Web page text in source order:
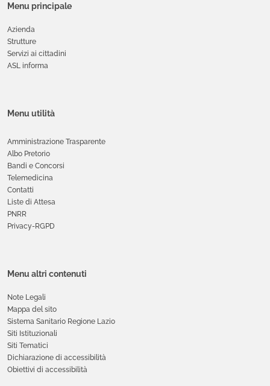
Menu principale
Azienda
Strutture
Servizi ai cittadini
ASL informa
Menu utilità
Amministrazione Trasparente
Albo Pretorio
Bandi e Concorsi
Telemedicina
Contatti
Liste di Attesa
PNRR
Privacy-RGPD
Menu altri contenuti
Note Legali
Mappa del sito
Sistema Sanitario Regione Lazio
Siti Istituzionali
Siti Tematici
Dichiarazione di accessibilità
Obiettivi di accessibilità